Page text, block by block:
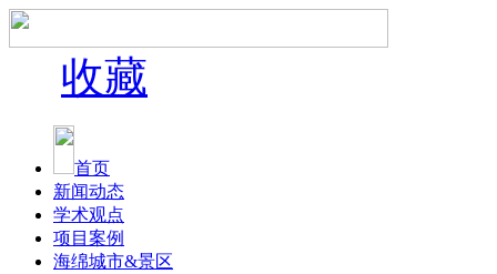
收藏
首页
新闻动态
学术观点
项目案例
海绵城市&景区